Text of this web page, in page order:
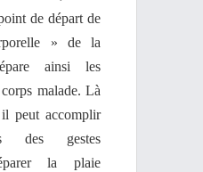
de départ de
» de la
ainsi les
malade. Là
peut accomplir
des gestes
la plaie